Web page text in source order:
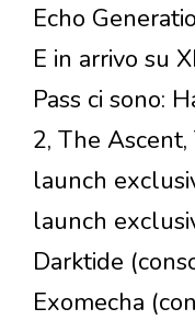
Echo
E in arrivo su
Pass ci sono:
2, The
launch
launch
Darktide
Exomecha